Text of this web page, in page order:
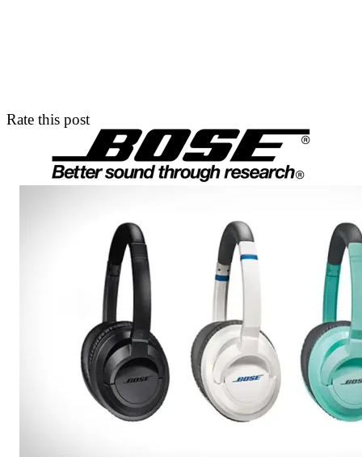
Rate this post